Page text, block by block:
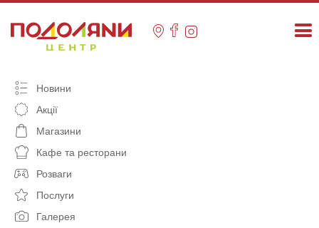
content
Новини
Акції
Магазини
Кафе та ресторани
Розваги
Послуги
Галерея